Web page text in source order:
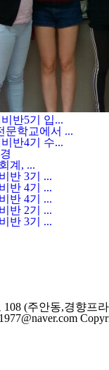
반5기 입...
문학교에서 ...
반4기 수...
계, ...
반 3기 ...
반 4기 ...
반 4기 ...
반 2기 ...
반 3기 ...
(주안동,경향프